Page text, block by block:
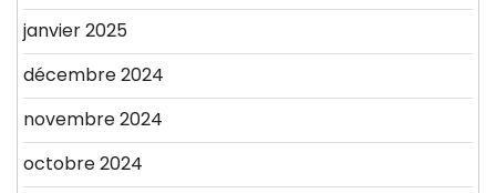
janvier 2025
décembre 2024
novembre 2024
octobre 2024